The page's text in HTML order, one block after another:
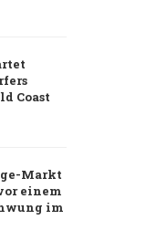
Coast
Markt
einem
im